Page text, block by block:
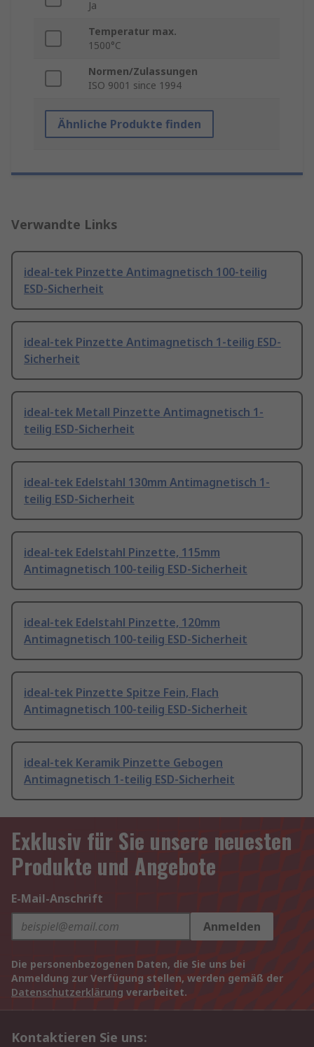
Ja
Temperatur max.
1500°C
Normen/Zulassungen
ISO 9001 since 1994
Ähnliche Produkte finden
Verwandte Links
ideal-tek Pinzette Antimagnetisch 100-teilig
ESD-Sicherheit
ideal-tek Pinzette Antimagnetisch 1-teilig ESD-
Sicherheit
ideal-tek Metall Pinzette Antimagnetisch 1-
teilig ESD-Sicherheit
ideal-tek Edelstahl 130mm Antimagnetisch 1-
teilig ESD-Sicherheit
ideal-tek Edelstahl Pinzette, 115mm
Antimagnetisch 100-teilig ESD-Sicherheit
ideal-tek Edelstahl Pinzette, 120mm
Antimagnetisch 100-teilig ESD-Sicherheit
ideal-tek Pinzette Spitze Fein, Flach
Antimagnetisch 100-teilig ESD-Sicherheit
ideal-tek Keramik Pinzette Gebogen
Antimagnetisch 1-teilig ESD-Sicherheit
Exklusiv für Sie unsere neuesten
Produkte und Angebote
E-Mail-Anschrift
Anmelden
Die personenbezogenen Daten, die Sie uns bei
Anmeldung zur Verfügung stellen, werden gemäß der
Datenschutzerklärung verarbeitet.
Kontaktieren Sie uns: